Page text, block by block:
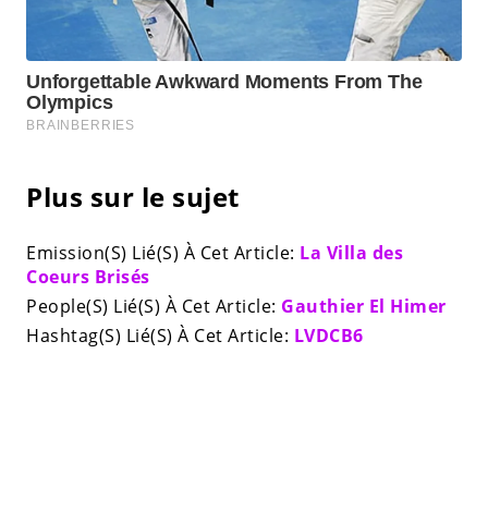
Plus sur le sujet
Emission(S) Lié(S) À Cet Article: La Villa des
Coeurs Brisés
People(S) Lié(S) À Cet Article: Gauthier El Himer
Hashtag(S) Lié(S) À Cet Article: LVDCB6